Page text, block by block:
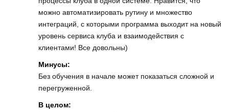
можно автоматизировать рутину и множество
интеграций, с которыми программа выходит на новый
уровень сервиса клуба и взаимодействия с
клиентами! Все довольны)
Минусы:
Без обучения в начале может показаться сложной и
перегруженной.
В целом: